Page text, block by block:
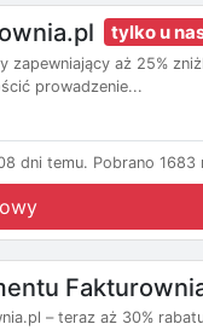
tylko u
aż 25%
prowadzenie...
dni temu. Pobrano 1683
– teraz aż 30%